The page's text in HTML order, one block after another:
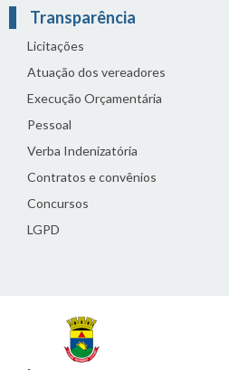
Transparência
Licitações
Atuação dos vereadores
Execução Orçamentária
Pessoal
Verba Indenizatória
Contratos e convênios
Concursos
LGPD